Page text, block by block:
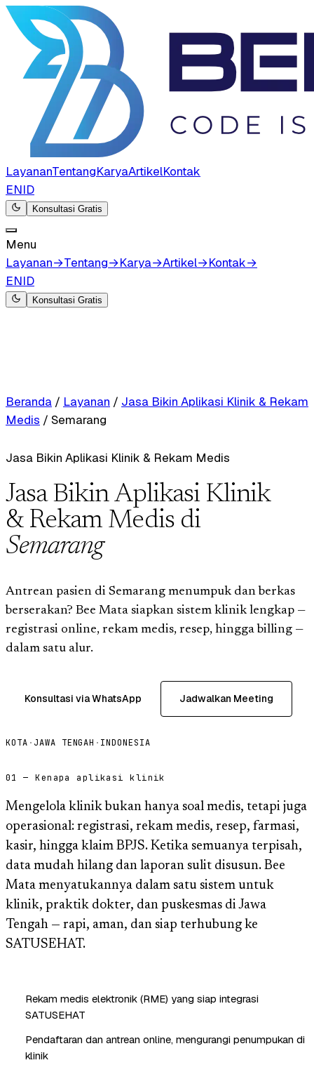
LayananTentangKaryaArtikelKontak
ENID
Konsultasi Gratis
Menu
Layanan→Tentang→Karya→Artikel→Kontak→
ENID
Konsultasi Gratis
Beranda / Layanan / Jasa Bikin Aplikasi Klinik & Rekam
Medis / Semarang
Jasa Bikin Aplikasi Klinik & Rekam Medis
Jasa Bikin Aplikasi Klinik
& Rekam Medis di
Semarang
Antrean pasien di Semarang menumpuk dan berkas
berserakan? Bee Mata siapkan sistem klinik lengkap —
registrasi online, rekam medis, resep, hingga billing —
dalam satu alur.
Konsultasi via WhatsApp Jadwalkan Meeting
KOTA · JAWA TENGAH · INDONESIA
01 — Kenapa aplikasi klinik
Mengelola klinik bukan hanya soal medis, tetapi juga
operasional: registrasi, rekam medis, resep, farmasi,
kasir, hingga klaim BPJS. Ketika semuanya terpisah,
data mudah hilang dan laporan sulit disusun. Bee
Mata menyatukannya dalam satu sistem untuk
klinik, praktik dokter, dan puskesmas di Jawa
Tengah — rapi, aman, dan siap terhubung ke
SATUSEHAT.
Rekam medis elektronik (RME) yang siap integrasi
SATUSEHAT
Pendaftaran dan antrean online, mengurangi penumpukan di
klinik